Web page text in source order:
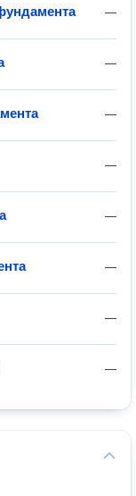
—
—
—
—
—
—
—
—